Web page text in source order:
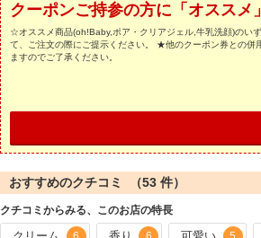
クーポンご持参の方に「オススメ
☆オススメ商品(oh!Baby,ポア・クリアジェル,牛乳洗顔)のい
て、ご注文の際にご提示ください。 ★他のクーポン券との
ますのでご了承ください。
おすすめのクチコミ （53 件）
クチコミからみる、このお店の特長